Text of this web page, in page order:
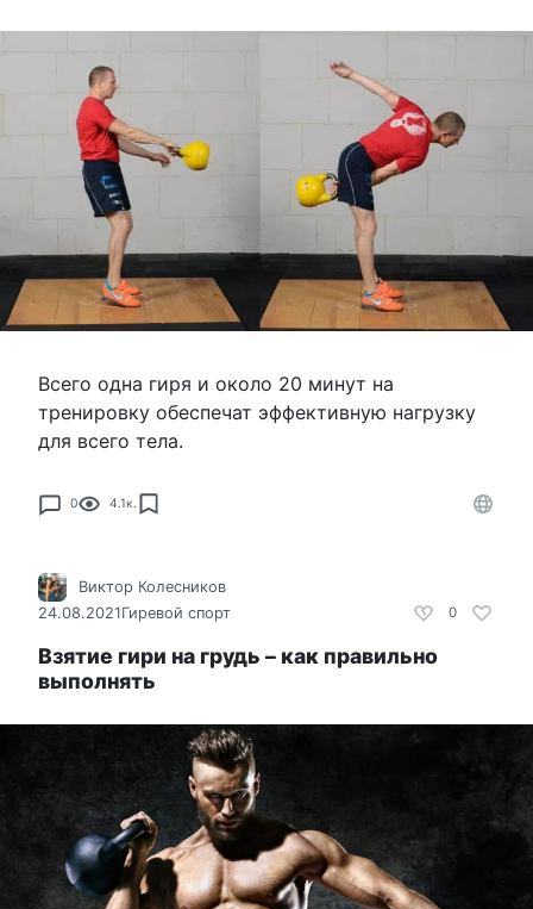
Всего одна гиря и около 20 минут на
тренировку обеспечат эффективную нагрузку
для всего тела.
0 4.1к.
0
Виктор Колесников
24.08.2021Гиревой спорт
Взятие гири на грудь – как правильно
выполнять